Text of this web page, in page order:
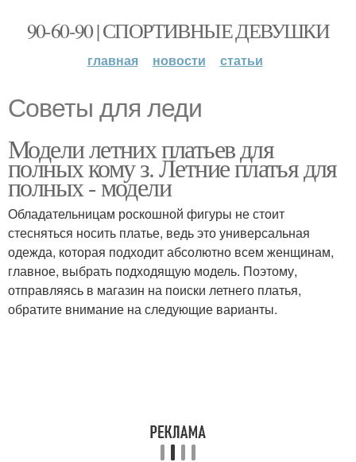
90-60-90 | СПОРТИВНЫЕ ДЕВУШКИ
главная новости статьи
Советы для леди
Модели летних платьев для
полных кому з. Летние платья для
полных - модели
Обладательницам роскошной фигуры не стоит
стесняться носить платье, ведь это универсальная
одежда, которая подходит абсолютно всем женщинам,
главное, выбрать подходящую модель. Поэтому,
отправляясь в магазин на поиски летнего платья,
обратите внимание на следующие варианты.